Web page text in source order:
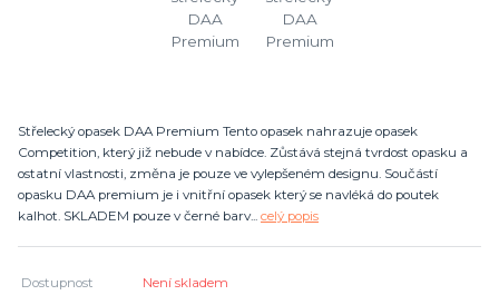
Střelecký opasek DAA Premium Tento opasek nahrazuje opasek
Competition, který již nebude v nabídce. Zůstává stejná tvrdost opasku a
ostatní vlastnosti, změna je pouze ve vylepšeném designu. Součástí
opasku DAA premium je i vnitřní opasek který se navléká do poutek
kalhot. SKLADEM pouze v černé barv... celý popis
Dostupnost Není skladem